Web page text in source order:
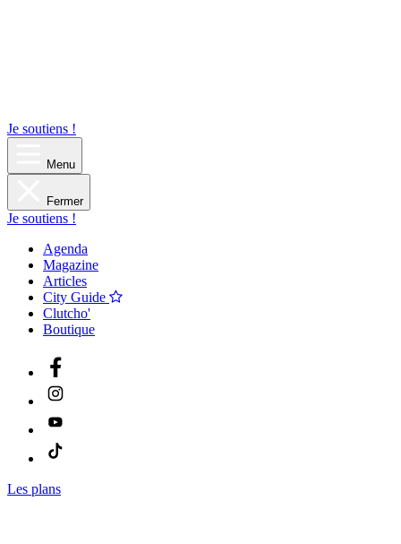
Je soutiens !
Menu
Fermer
Je soutiens !
Agenda
Magazine
Articles
City Guide
Clutcho'
Boutique
Les plans